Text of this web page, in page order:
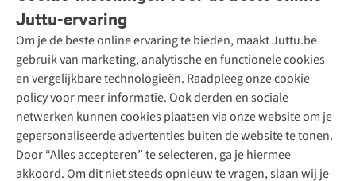
Juttu-ervaring
Om je de beste online ervaring te bieden, maakt Juttu.be
gebruik van marketing, analytische en functionele cookies
en vergelijkbare technologieën. Raadpleeg onze cookie
policy voor meer informatie. Ook derden en sociale
netwerken kunnen cookies plaatsen via onze website om je
gepersonaliseerde advertenties buiten de website te tonen.
Door “Alles accepteren” te selecteren, ga je hiermee
akkoord. Om dit niet steeds opnieuw te vragen, slaan wij je
Bestellen
Betalen
10% studentenkorting
Klarna - achteraf betalen
Levering
Retourneren
Bestelling herroepen
Garantie
Contact
Tweedehands - ReJUsed
Kledingatelier
Personal shopping
Textielbox
Events / workshops
Juttu
Over ons
Juttu Friends
Inspiratie
Werken bij Juttu
Onze winkels
De wereld van Juttu
Merken
Nathalie Vleeschouwer
Selected dames
HKLiving
Meld je aan voor de nieuwsbrief